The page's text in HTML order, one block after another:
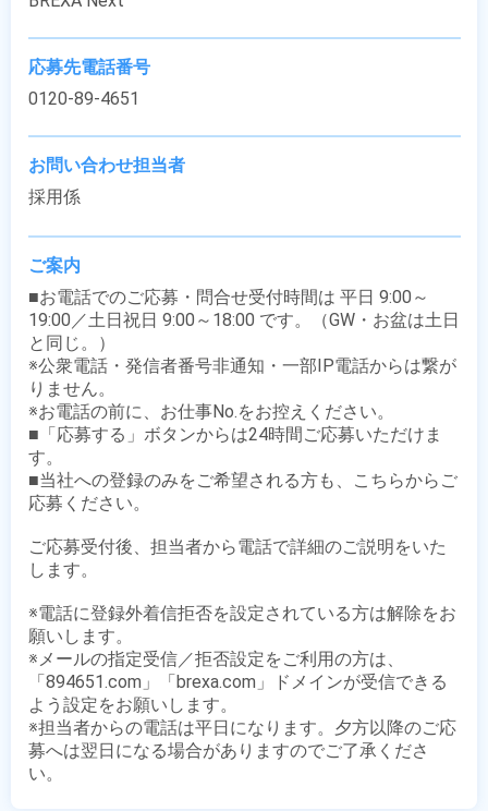
応募先電話番号
0120-89-4651
お問い合わせ担当者
採用係
ご案内
■お電話でのご応募・問合せ受付時間は 平日 9:00～
19:00／土日祝日 9:00～18:00 です。（GW・お盆は土日
と同じ。）
※公衆電話・発信者番号非通知・一部IP電話からは繋が
りません。
※お電話の前に、お仕事No.をお控えください。
■「応募する」ボタンからは24時間ご応募いただけま
す。
■当社への登録のみをご希望される方も、こちらからご
応募ください。
ご応募受付後、担当者から電話で詳細のご説明をいた
します。
※電話に登録外着信拒否を設定されている方は解除をお
願いします。
※メールの指定受信／拒否設定をご利用の方は、
「894651.com」「brexa.com」ドメインが受信できる
よう設定をお願いします。
※担当者からの電話は平日になります。夕方以降のご応
募へは翌日になる場合がありますのでご了承くださ